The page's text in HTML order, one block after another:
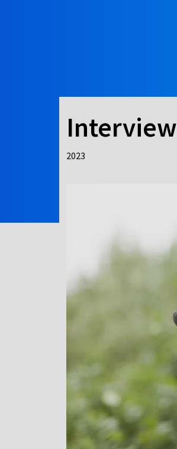
Interview
2023